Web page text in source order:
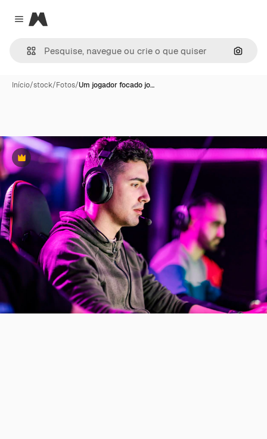
Close menu
Magnific
Início/stock/Fotos/Um jogador focado jo…
Premium